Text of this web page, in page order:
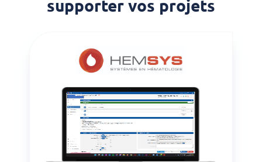
supporter vos projets